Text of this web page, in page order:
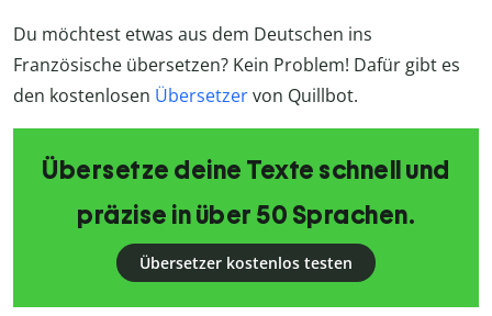
Du möchtest etwas aus dem Deutschen ins
Französische übersetzen? Kein Problem! Dafür gibt es
den kostenlosen Übersetzervon Quillbot.
Übersetze deine Texte schnell und
präzise in über 50 Sprachen.
Übersetzer kostenlos testen